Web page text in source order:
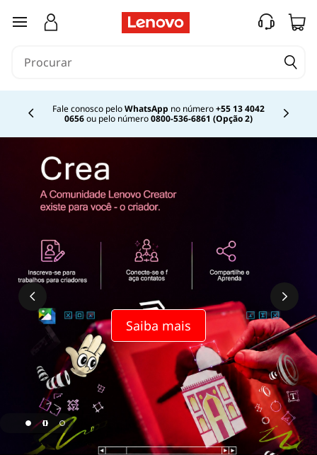
saltar para o conteúdo principal
Fale conosco peloWhatsApp no número+55 13 4042
0656ou pelo número0800-536-6861 (Opção 2)
Currently displaying item 2 of
Saiba mais